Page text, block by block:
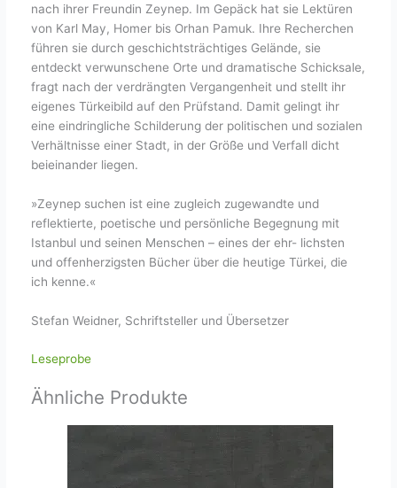
nach ihrer Freundin Zeynep. Im Gepäck hat sie Lektüren
von Karl May, Homer bis Orhan Pamuk. Ihre Recherchen
führen sie durch geschichtsträchtiges Gelände, sie
entdeckt verwunschene Orte und dramatische Schicksale,
fragt nach der verdrängten Vergangenheit und stellt ihr
eigenes Türkeibild auf den Prüfstand. Damit gelingt ihr
eine eindringliche Schilderung der politischen und sozialen
Verhältnisse einer Stadt, in der Größe und Verfall dicht
beieinander liegen.
»Zeynep suchen ist eine zugleich zugewandte und
reflektierte, poetische und persönliche Begegnung mit
Istanbul und seinen Menschen – eines der ehr- lichsten
und offenherzigsten Bücher über die heutige Türkei, die
ich kenne.«
Stefan Weidner, Schriftsteller und Übersetzer
Leseprobe
Ähnliche Produkte